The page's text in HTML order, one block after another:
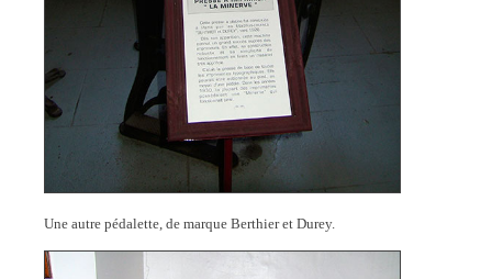
Une autre pédalette, de marque Berthier et Durey.